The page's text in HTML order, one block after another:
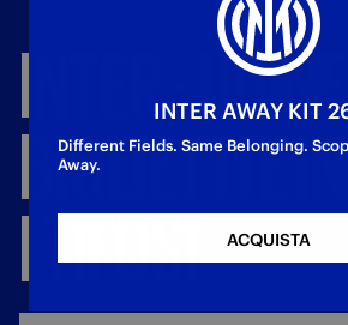
INTER-
BIGLIETTIE
I TIFOSI
INTER AWAY KIT
Different Fields. Same Belonging.
Away.
ACQUISTA